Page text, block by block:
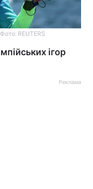
REUTERS
ігор
Реклама